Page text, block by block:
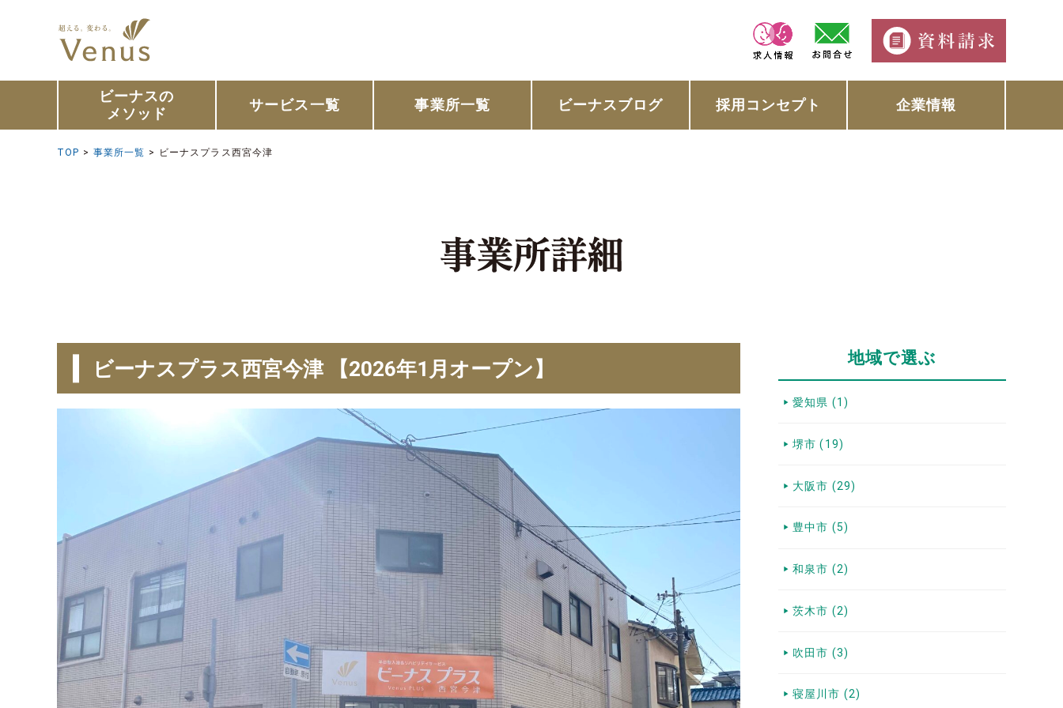
ビーナスの
メソッド
サービス一覧 事業所一覧 ビーナスブログ 採用コンセプト 企業情報
TOP > 事業所一覧 > ビーナスプラス西宮今津
ビーナスプラス西宮今津 【2026年1月オープン】 地域で選ぶ
愛知県 (1)
堺市 (19)
大阪市 (29)
豊中市 (5)
和泉市 (2)
茨木市 (2)
吹田市 (3)
寝屋川市 (2)